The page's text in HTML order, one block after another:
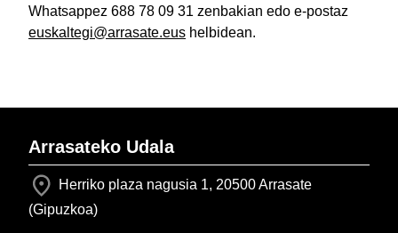
Whatsappez 688 78 09 31 zenbakian edo e-postaz
euskaltegi@arrasate.eus helbidean.
Arrasateko Udala
Herriko plaza nagusia 1, 20500 Arrasate
(Gipuzkoa)